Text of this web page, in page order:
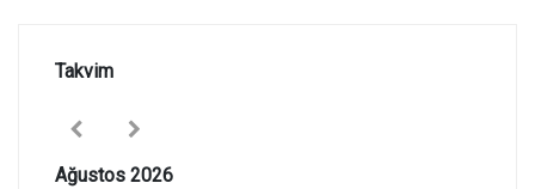
Takvim
Ağustos 2026